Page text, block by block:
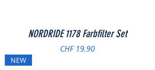
NORDRIDE 1178 Farbfilter Set
Preis
CHF 19.90
NEW